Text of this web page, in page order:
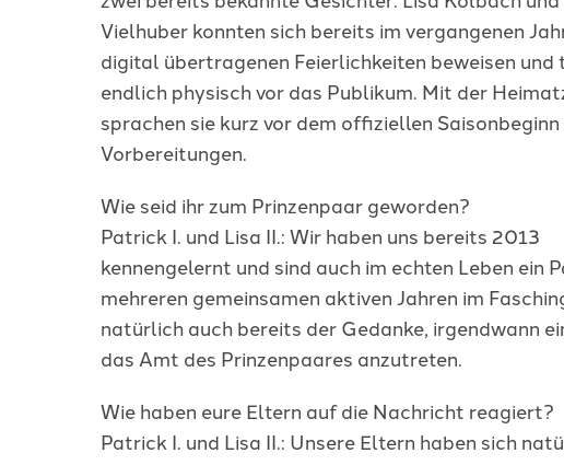
Vielhuber konnten sich bereits im vergangenen
digital übertragenen Feierlichkeiten beweisen und
endlich physisch vor das Publikum. Mit der
sprachen sie kurz vor dem offiziellen
Vorbereitungen.
Wie seid ihr zum Prinzenpaar geworden?
Patrick I. und Lisa II.: Wir haben uns bereits 2013
kennengelernt und sind auch im echten Leben ein
mehreren gemeinsamen aktiven Jahren im
natürlich auch bereits der Gedanke, irgendwann
das Amt des Prinzenpaares anzutreten.
Wie haben eure Eltern auf die Nachricht reagiert?
Patrick I. und Lisa II.: Unsere Eltern haben sich